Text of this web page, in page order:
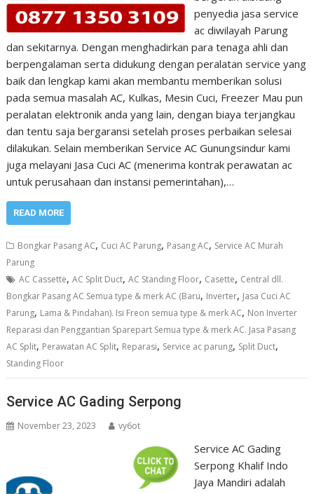
penyedia jasa service
ac diwilayah Parung
dan sekitarnya. Dengan menghadirkan para tenaga ahli dan
berpengalaman serta didukung dengan peralatan service yang
baik dan lengkap kami akan membantu memberikan solusi
pada semua masalah AC, Kulkas, Mesin Cuci, Freezer Mau pun
peralatan elektronik anda yang lain, dengan biaya terjangkau
dan tentu saja bergaransi setelah proses perbaikan selesai
dilakukan. Selain memberikan Service AC Gunungsindur kami
juga melayani Jasa Cuci AC (menerima kontrak perawatan ac
untuk perusahaan dan instansi pemerintahan),…
READ MORE
Bongkar Pasang AC, Cuci AC Parung, Pasang AC, Service AC Murah
Parung
AC Cassette,AC Split Duct,AC Standing Floor, Casette, Central dll.
Bongkar Pasang AC Semua type & merk AC (Baru, Inverter, Jasa Cuci AC
Parung, Lama & Pindahan). Isi Freon semua type & merk AC, Non Inverter
Reparasi dan Penggantian Sparepart Semua type & merk AC. Jasa Pasang
AC Split, Perawatan AC Split, Reparasi, Service ac parung, Split Duct,
Standing Floor
Service AC Gading Serpong
November 23, 2023 vy6ot
Service AC Gading
Serpong Khalif Indo
Jaya Mandiri adalah